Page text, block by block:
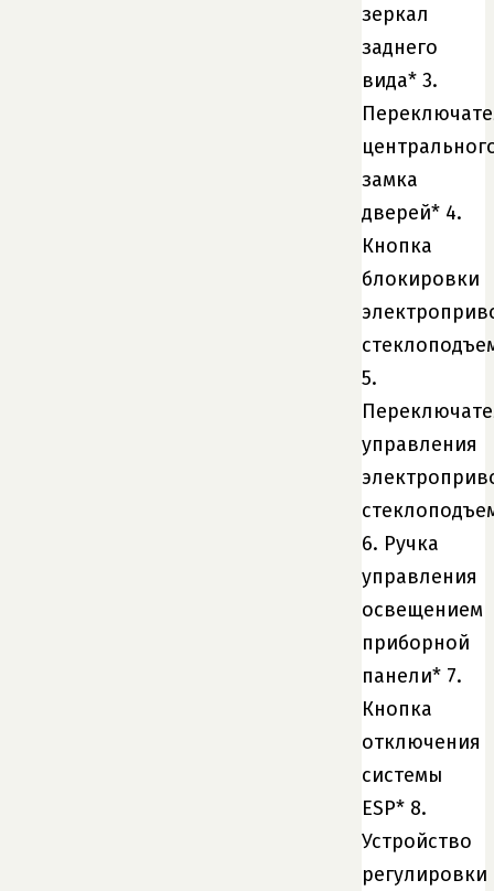
зеркал
заднего
вида* 3.
замка
дверей* 4.
Кнопка
блокировки
5.
управления
6. Ручка
управления
освещением
приборной
панели* 7.
Кнопка
отключения
системы
ESP* 8.
Устройство
регулировки